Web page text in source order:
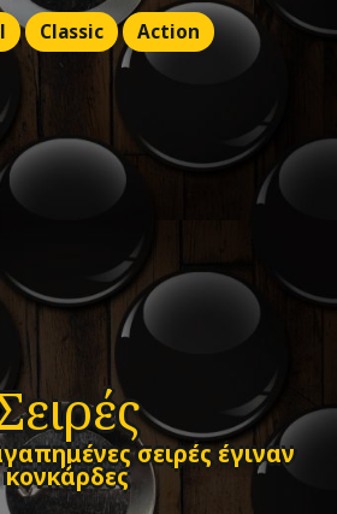
Classic Action
σειρές έγιναν
κονκάρδες